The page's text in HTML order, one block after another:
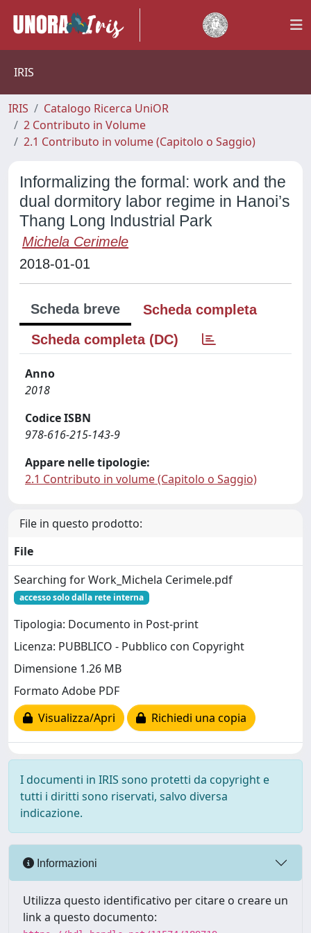
IRIS
IRIS
Catalogo Ricerca UniOR
2 Contributo in Volume
2.1 Contributo in volume (Capitolo o Saggio)
Informalizing the formal: work and the
dual dormitory labor regime in Hanoi’s
Thang Long Industrial Park
Michela Cerimele
2018-01-01
Scheda breve
Scheda completa
Scheda completa (DC)
Anno
2018
Codice ISBN
978-616-215-143-9
Appare nelle tipologie:
2.1 Contributo in volume (Capitolo o Saggio)
File in questo prodotto:
File
Searching for Work_Michela Cerimele.pdf
accesso solo dalla rete interna
Tipologia: Documento in Post-print
Licenza: PUBBLICO - Pubblico con Copyright
Dimensione 1.26 MB
Formato Adobe PDF
Visualizza/Apri
Richiedi una copia
I documenti in IRIS sono protetti da copyright e
tutti i diritti sono riservati, salvo diversa
indicazione.
Informazioni
Utilizza questo identificativo per citare o creare un
link a questo documento: